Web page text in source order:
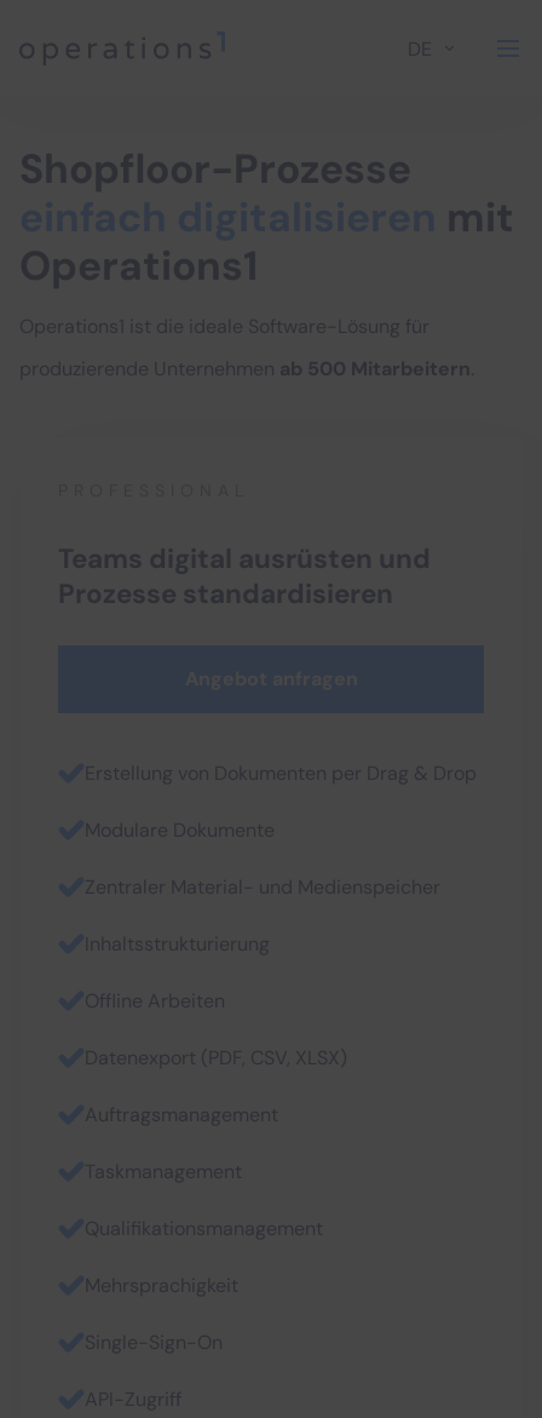
DE
Shopfloor-Prozesse
mit
Operations1
Operations1 ist die ideale Software-Lösung für
produzierende Unternehmen ab 500 Mitarbeitern.
Teams digital ausrüsten und
Prozesse standardisieren
Erstellung von Dokumenten per Drag & Drop
Modulare Dokumente
Zentraler Material- und Medienspeicher
Inhaltsstrukturierung
Offline Arbeiten
Datenexport (PDF, CSV, XLSX)
Auftragsmanagement
Taskmanagement
Qualifikationsmanagement
Mehrsprachigkeit
Single-Sign-On
API-Zugriff